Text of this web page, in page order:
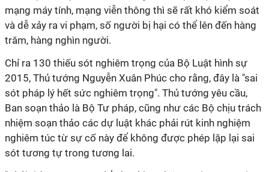
mạng máy tính, mạng viễn thông thì sẽ rất khó kiểm soát
và dễ xảy ra vi phạm, số người bị hại có thể lên đến hàng
trăm, hàng nghìn người.
Chỉ ra 130 thiếu sót nghiêm trọng của Bộ Luật hình sự
2015, Thủ tướng Nguyễn Xuân Phúc cho rằng, đây là "sai
sót pháp lý hết sức nghiêm trọng". Thủ tướng yêu cầu,
Ban soạn thảo là Bộ Tư pháp, cũng như các Bộ chịu trách
nhiệm soạn thảo các dự luật khác phải rút kinh nghiệm
nghiêm túc từ sự cố này để không được phép lặp lại sai
sót tương tự trong tương lai.